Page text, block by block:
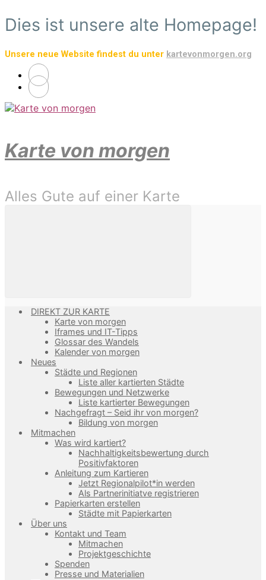
Zum
Hauptinhalt
Dies ist unsere alte Homepage!
Unsere neue Website findest du unter kartevonmorgen.org
Karte von morgen
Alles Gute auf einer Karte
DIREKT ZUR KARTE
Karte von morgen
Iframes und IT-Tipps
Glossar des Wandels
Kalender von morgen
Neues
Städte und Regionen
Liste aller kartierten Städte
Bewegungen und Netzwerke
Liste kartierter Bewegungen
Nachgefragt – Seid ihr von morgen?
Bildung von morgen
Mitmachen
Was wird kartiert?
Nachhaltigkeitsbewertung durch
Positivfaktoren
Anleitung zum Kartieren
Jetzt Regionalpilot*in werden
Als Partnerinitiatve registrieren
Papierkarten erstellen
Städte mit Papierkarten
Über uns
Kontakt und Team
Mitmachen
Projektgeschichte
Spenden
Presse und Materialien